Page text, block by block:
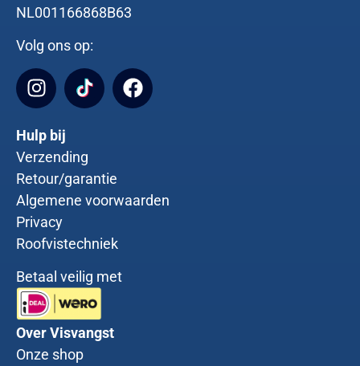
NL001166868B63
Volg ons op:
Hulp bij
Verzending
Retour/garantie
Algemene voorwaarden
Privacy
Roofvistechniek
Betaal veilig met
Over Visvangst
Onze shop